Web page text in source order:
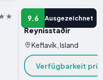
9.6 Ausgezeichnet
FERIENWOHNUNG
Reynisstaðir
Keflavík, Island
Verfügbarkeit